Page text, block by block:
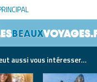
aussi vous intéresser...